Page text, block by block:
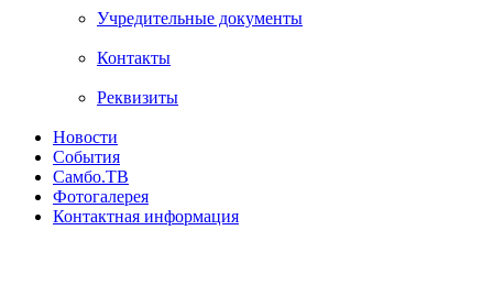
Учредительные документы
Контакты
Реквизиты
Новости
События
Самбо.ТВ
Фотогалерея
Контактная информация